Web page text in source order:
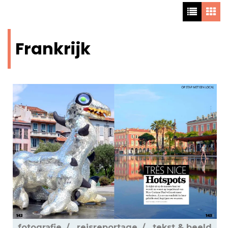
Frankrijk